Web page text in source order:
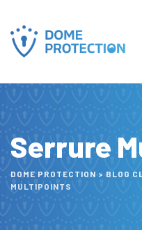
Serrure
DOME PROTECTION > BLOG
MULTIPOINTS